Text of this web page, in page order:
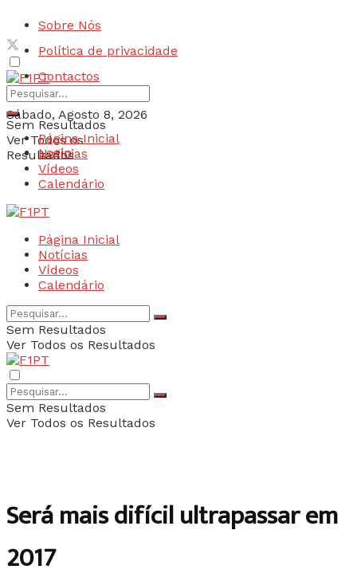
Sobre Nós
Política de privacidade
Contactos
Sábado, Agosto 8, 2026
Login
Sem Resultados
Ver Todos os
Resultados
Página Inicial
Notícias
Vídeos
Calendário
Página Inicial
Notícias
Vídeos
Calendário
Sem Resultados
Ver Todos os Resultados
Sem Resultados
Ver Todos os Resultados
Será mais difícil ultrapassar em
2017